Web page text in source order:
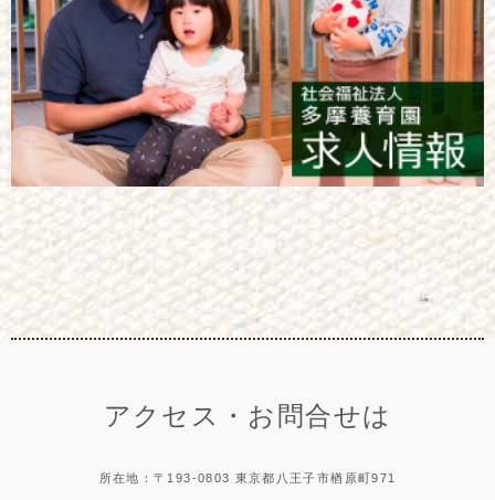
アクセス・お問合せは
所在地：〒193-0803 東京都八王子市楢原町971